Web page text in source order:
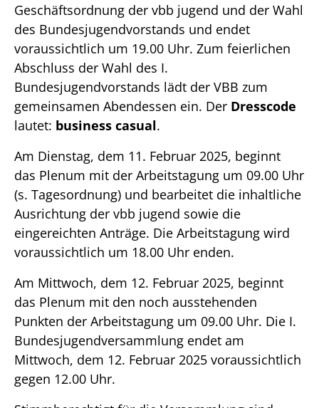
Geschäftsordnung der vbb jugend und der Wahl
des Bundesjugendvorstands und endet
voraussichtlich um 19.00 Uhr. Zum feierlichen
Abschluss der Wahl des I.
Bundesjugendvorstands lädt der VBB zum
gemeinsamen Abendessen ein. Der Dresscode
lautet: business casual.
Am Dienstag, dem 11. Februar 2025, beginnt
das Plenum mit der Arbeitstagung um 09.00 Uhr
(s. Tagesordnung) und bearbeitet die inhaltliche
Ausrichtung der vbb jugend sowie die
eingereichten Anträge. Die Arbeitstagung wird
voraussichtlich um 18.00 Uhr enden.
Am Mittwoch, dem 12. Februar 2025, beginnt
das Plenum mit den noch ausstehenden
Punkten der Arbeitstagung um 09.00 Uhr. Die I.
Bundesjugendversammlung endet am
Mittwoch, dem 12. Februar 2025 voraussichtlich
gegen 12.00 Uhr.